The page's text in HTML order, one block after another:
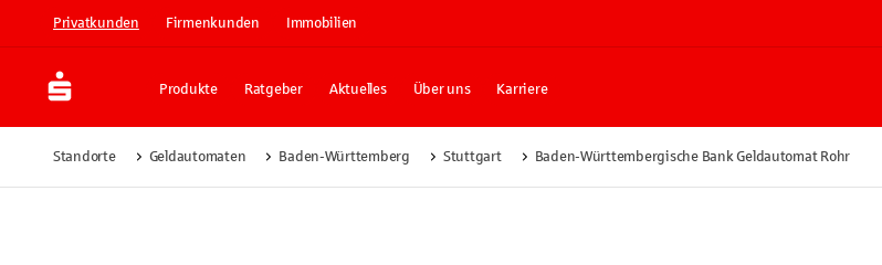
Privatkunden Firmenkunden Immobilien
Produkte Ratgeber Aktuelles Über uns Karriere
Standorte Geldautomaten Baden-Württemberg Stuttgart Baden-Württembergische Bank Geldautomat Rohr